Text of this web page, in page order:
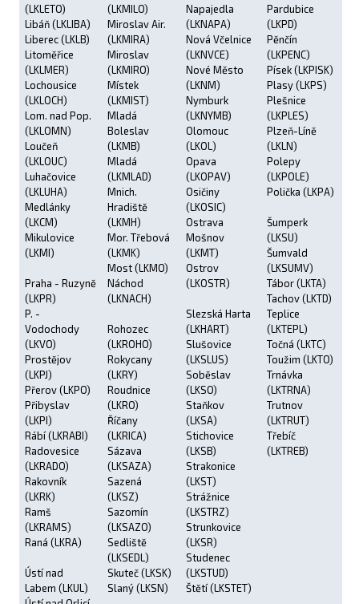
(LKLETO)
Libáň (LKLIBA)
Liberec (LKLB)
Litoměřice
(LKLMER)
Lochousice
(LKLOCH)
Lom. nad Pop.
(LKLOMN)
Loučeň
(LKLOUC)
Luhačovice
(LKLUHA)
Medlánky
(LKCM)
Mikulovice
(LKMI)
Praha - Ruzyně
(LKPR)
P. -
Vodochody
(LKVO)
Prostějov
(LKPJ)
Přerov (LKPO)
Přibyslav
(LKPI)
Rábí (LKRABI)
Radovesice
(LKRADO)
Rakovník
(LKRK)
Ramš
(LKRAMS)
Raná (LKRA)
Ústí nad
Labem (LKUL)
(LKMILO)
Miroslav Air.
(LKMIRA)
Miroslav
(LKMIRO)
Místek
(LKMIST)
Mladá
Boleslav
(LKMB)
Mladá
(LKMLAD)
Mnich.
Hradiště
(LKMH)
Mor. Třebová
(LKMK)
Most (LKMO)
Náchod
(LKNACH)
Rohozec
(LKROHO)
Rokycany
(LKRY)
Roudnice
(LKRO)
Říčany
(LKRICA)
Sázava
(LKSAZA)
Sazená
(LKSZ)
Sazomín
(LKSAZO)
Sedliště
(LKSEDL)
Skuteč (LKSK)
Slaný (LKSN)
Napajedla
(LKNAPA)
Nová Včelnice
(LKNVCE)
Nové Město
(LKNM)
Nymburk
(LKNYMB)
Olomouc
(LKOL)
Opava
(LKOPAV)
Osičiny
(LKOSIC)
Ostrava
Mošnov
(LKMT)
Ostrov
(LKOSTR)
Slezská Harta
(LKHART)
Slušovice
(LKSLUS)
Soběslav
(LKSO)
Staňkov
(LKSA)
Stichovice
(LKSB)
Strakonice
(LKST)
Strážnice
(LKSTRZ)
Strunkovice
(LKSR)
Studenec
(LKSTUD)
Štětí (LKSTET)
Pardubice
(LKPD)
Pěnčín
(LKPENC)
Písek (LKPISK)
Plasy (LKPS)
Plešnice
(LKPLES)
Plzeň-Líně
(LKLN)
Polepy
(LKPOLE)
Polička (LKPA)
Šumperk
(LKSU)
Šumvald
(LKSUMV)
Tábor (LKTA)
Tachov (LKTD)
Teplice
(LKTEPL)
Točná (LKTC)
Toužim (LKTO)
Trnávka
(LKTRNA)
Trutnov
(LKTRUT)
Třebíč
(LKTREB)